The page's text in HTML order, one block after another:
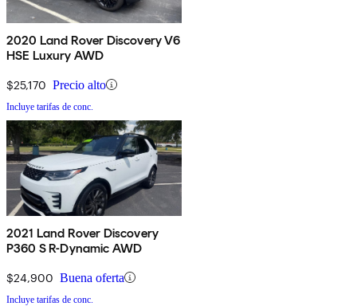
2020 Land Rover Discovery V6
HSE Luxury AWD
$25,170 Precio alto
Incluye tarifas de conc.
2021 Land Rover Discovery
P360 S R-Dynamic AWD
$24,900 Buena oferta
Incluye tarifas de conc.